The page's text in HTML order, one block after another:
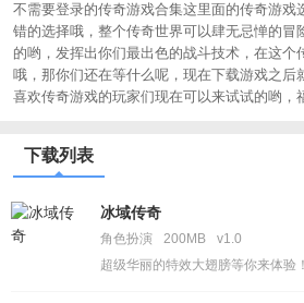
不需要登录的传奇游戏合集这里面的传奇游戏
错的选择哦，整个传奇世界可以肆无忌惮的冒
的哟，发挥出你们最出色的战斗技术，在这个
哦，那你们还在等什么呢，现在下载游戏之后
喜欢传奇游戏的玩家们现在可以来试试的哟，
下载列表
冰域传奇
角色扮演 200MB
v1.0
超级华丽的特效大翅膀等你来体验！